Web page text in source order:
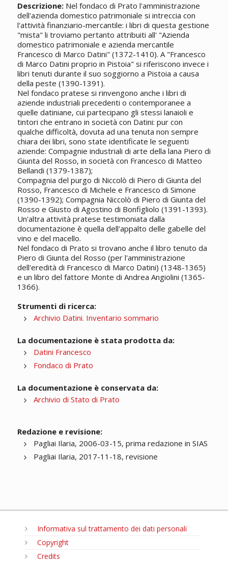
Descrizione:Nel fondaco di Prato l'amministrazione
dell'azienda domestico patrimoniale si intreccia con
l'attività finanziario-mercantile: i libri di questa gestione
"mista" li troviamo pertanto attribuiti all' "Azienda
domestico patrimoniale e azienda mercantile
Francesco di Marco Datini" (1372-1410). A "Francesco
di Marco Datini proprio in Pistoia" si riferiscono invece i
libri tenuti durante il suo soggiorno a Pistoia a causa
della peste (1390-1391).
Nel fondaco pratese si rinvengono anche i libri di
aziende industriali precedenti o contemporanee a
quelle datiniane, cui partecipano gli stessi lanaioli e
tintori che entrano in società con Datini: pur con
qualche difficoltà, dovuta ad una tenuta non sempre
chiara dei libri, sono state identificate le seguenti
aziende: Compagnie industriali di arte della lana Piero di
Giunta del Rosso, in società con Francesco di Matteo
Bellandi (1379-1387);
Compagnia del purgo di Niccolò di Piero di Giunta del
Rosso, Francesco di Michele e Francesco di Simone
(1390-1392); Compagnia Niccolò di Piero di Giunta del
Rosso e Giusto di Agostino di Bonfigliolo (1391-1393).
Un'altra attività pratese testimoniata dalla
documentazione è quella dell'appalto delle gabelle del
vino e del macello.
Nel fondaco di Prato si trovano anche il libro tenuto da
Piero di Giunta del Rosso (per l'amministrazione
dell'eredità di Francesco di Marco Datini) (1348-1365)
e un libro del fattore Monte di Andrea Angiolini (1365-
1366).
Strumenti di ricerca:
Archivio Datini. Inventario sommario
La documentazione è stata prodotta da:
Datini Francesco
Fondaco di Prato
La documentazione è conservata da:
Archivio di Stato di Prato
Redazione e revisione:
Pagliai Ilaria, 2006-03-15, prima redazione in SIAS
Pagliai Ilaria, 2017-11-18, revisione
Informativa sul trattamento dei dati personali
Copyright
Credits